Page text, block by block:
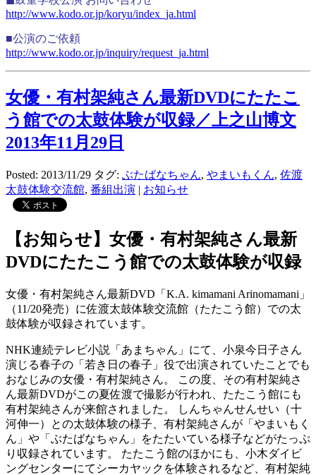
http://www.kodo.or.jp/koryu/index_ja.html
■公演のご依頼
http://www.kodo.or.jp/inquiry/request_ja.html
女優・有村架純さん最新DVDにたたこ
う館での太鼓体験が収録／上之山博文
2013年11月29日
Posted: 2013/11/29 タグ: ぶたばなちゃん, やまいもくん, 佐渡
太鼓体験交流館, 番組出演 | お知らせ
【お知らせ】女優・有村架純さん最新
DVDにたたこう館での太鼓体験が収録
女優・有村架純さん最新DVD「K.A. kimamani Arinomamani」
（11/20発売）に佐渡太鼓体験交流館（たたこう館）での太
鼓体験が収録されています。
NHK連続テレビ小説「あまちゃん」にて、小泉今日子さん
演じる春子の「若き日の春子」役で出演されていたことでも
おなじみの女優・有村架純さん。 この度、その有村架純さ
ん最新DVDがこの夏佐渡で撮影が行われ、たたこう館にも
有村架純さんが来館されました。 しんちゃんせんせい（十
河伸一）との太鼓体験の様子、有村架純さんが「やまいもく
ん」や「ぶたばなちゃん」をたたいている様子などがたっぷ
り収録されています。 たたこう館のほかにも、小木ダイビ
ングセンターにてシーカヤックを体験されるなど、有村架純